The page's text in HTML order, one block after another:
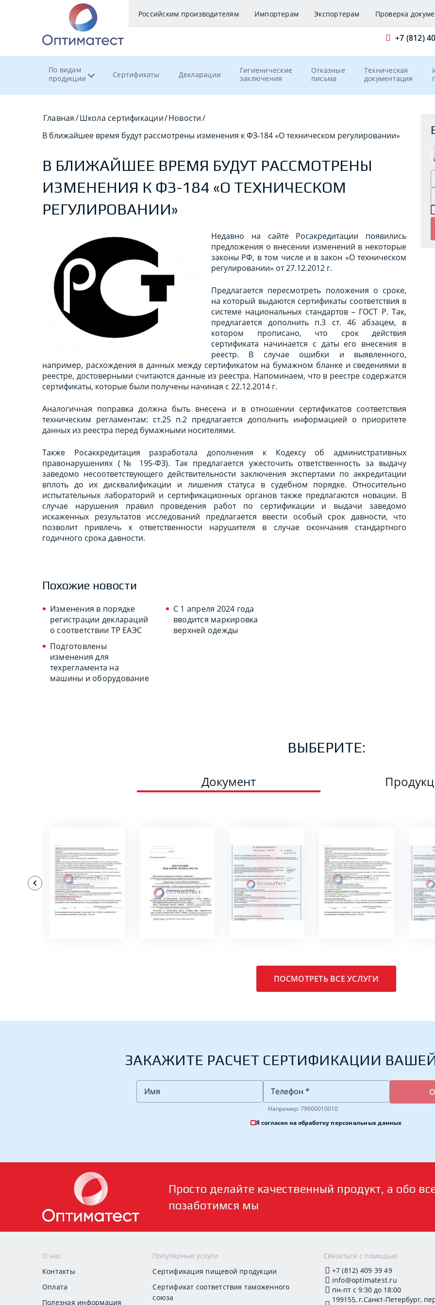
Российским производителям Импортерам Экспортерам Проверка
+7 (812)
По видам
продукции
Сертификаты Декларации
Гигиенические
заключения
Отказные
письма
Техническая
документация
Главная/Школа сертификации/Новости/
В ближайшее время будут рассмотрены изменения к ФЗ-184 «О техническом регулировании»
В БЛИЖАЙШЕЕ ВРЕМЯ БУДУТ РАССМОТРЕНЫ
ИЗМЕНЕНИЯ К ФЗ-184 «О ТЕХНИЧЕСКОМ
РЕГУЛИРОВАНИИ»
Недавно на сайте Росакредитации появились
предложения о внесении изменений в некоторые
законы РФ, в том числе и в закон «О техническом
регулировании» от 27.12.2012 г.
Предлагается пересмотреть положения о сроке,
на который выдаются сертификаты соответствия в
системе национальных стандартов – ГОСТ Р. Так,
предлагается дополнить п.3 ст. 46 абзацем, в
котором прописано, что срок действия
сертификата начинается с даты его внесения в
реестр. В случае ошибки и выявленного,
например, расхождения в данных между сертификатом на бумажном бланке и сведениями в
реестре, достоверными считаются данные из реестра. Напоминаем, что в реестре содержатся
сертификаты, которые были получены начиная с 22.12.2014 г.
Аналогичная поправка должна быть внесена и в отношении сертификатов соответствия
техническим регламентам: ст.25 п.2 предлагается дополнить информацией о приоритете
данных из реестра перед бумажными носителями.
Также Росаккредитация разработала дополнения к Кодексу об административных
правонарушениях (№ 195-ФЗ). Так предлагается ужесточить ответственность за выдачу
заведомо несоответствующего действительности заключения экспертами по аккредитации
вплоть до их дисквалификации и лишения статуса в судебном порядке. Относительно
испытательных лабораторий и сертификационных органов также предлагаются новации. В
случае нарушения правил проведения работ по сертификации и выдачи заведомо
искаженных результатов исследований предлагается ввести особый срок давности, что
позволит привлечь к ответственности нарушителя в случае окончания стандартного
годичного срока давности.
Похожие новости
Изменения в порядке
регистрации деклараций
о соответствии ТР ЕАЭС
Подготовлены
изменения для
техрегламента на
машины и оборудование
С 1 апреля 2024 года
вводится маркировка
верхней одежды
ВЫБЕРИТЕ:
Документ
ПОДРОБНЕЕ ПОДРОБНЕЕ ПОДРОБНЕЕ ПОДРОБНЕЕ
ПОСМОТРЕТЬ ВСЕ УСЛУГИ
ЗАКАЖИТЕ РАСЧЕТ СЕРТИФИКАЦИИ
Например: 79600010010
Я согласен на обработку персональных данных
Просто делайте качественный продукт, а обо
позаботимся мы
О нас
Контакты
Оплата
Полезная информация
Популярные услуги
Сертификация пищевой продукции
Сертификат соответствия таможенного
союза
Связаться с помощью
+7 (812) 409 39 49
info@optimatest.ru
пн-пт с 9:30 до 18:00
199155, г.Санкт-Петербург,